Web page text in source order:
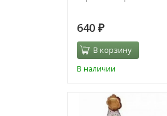
640 ₽
В корзину
В наличии